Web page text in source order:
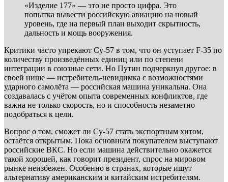
«Изделие 177» — это не просто цифра. Это
попытка вывести российскую авиацию на новый
уровень, где на первый план выходит скрытность,
дальность и мощь вооружения.
Критики часто упрекают Су-57 в том, что он уступает F-35 по
количеству произведённых единиц или по степени
интеграции в союзные сети. Но Путин подчеркнул другое: в
своей нише — истребитель-невидимка с возможностями
ударного самолёта — российская машина уникальна. Она
создавалась с учётом опыта современных конфликтов, где
важна не только скорость, но и способность незаметно
подобраться к цели.
Вопрос о том, сможет ли Су-57 стать экспортным хитом,
остаётся открытым. Пока основным покупателем выступают
российские ВКС. Но если машина действительно окажется
такой хорошей, как говорит президент, спрос на мировом
рынке неизбежен. Особенно в странах, которые ищут
альтернативу американским и китайским истребителям.